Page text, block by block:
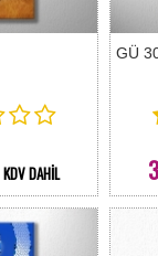
KDV DAHİL
GÜ